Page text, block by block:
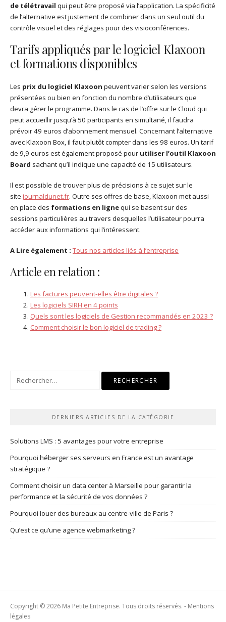
de télétravail qui peut être proposé via l’application. La spécificité
de l’alternative est justement de combiner dans un seul outil du
contrôle visuel et des réglages pour des visioconférences.
Tarifs appliqués par le logiciel Klaxoon
et formations disponibles
Les prix du logiciel Klaxoon peuvent varier selon les versions
présentées ou bien en fonction du nombre d’utilisateurs que
devra gérer le programme. Dans le cas de l’offre sur le Cloud qui
peut accueillir jusqu’à 50 participants en simultané, il faudra
prévoir 49 euros d’abonnement mensuel. Concernant l’alternative
avec Klaxoon Box, il faut plutôt compter dans les 98 euros. Un tarif
de 9,9 euros est également proposé pour utiliser l’outil Klaxoon
Board sachant qu’il indique une capacité de 15 utilisateurs.
Il est possible de trouver plus de précisions à ce sujet sur le
site journaldunet.fr. Outre ses offres de base, Klaxoon met aussi
en place des formations en lignequi se basent sur des
sessions particulières au travers desquelles l’utilisateur pourra
accéder aux informations qui l’intéressent.
A Lire également : Tous nos articles liés à l’entreprise
Article en relation :
Les factures peuvent-elles être digitales ?
Les logiciels SIRH en 4 points
Quels sont les logiciels de Gestion recommandés en 2023 ?
Comment choisir le bon logiciel de trading ?
Rechercher :
DERNIERS ARTICLES DE LA CATÉGORIE
Solutions LMS : 5 avantages pour votre entreprise
Pourquoi héberger ses serveurs en France est un avantage
stratégique ?
Comment choisir un data center à Marseille pour garantir la
performance et la sécurité de vos données ?
Pourquoi louer des bureaux au centre-ville de Paris ?
Qu’est ce qu’une agence webmarketing ?
Copyright © 2026 Ma Petite Entreprise. Tous droits réservés. - Mentions
légales